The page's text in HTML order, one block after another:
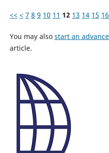
<< < 7 8 9 10 11 12 13 14 15 16
You may also start an
article.